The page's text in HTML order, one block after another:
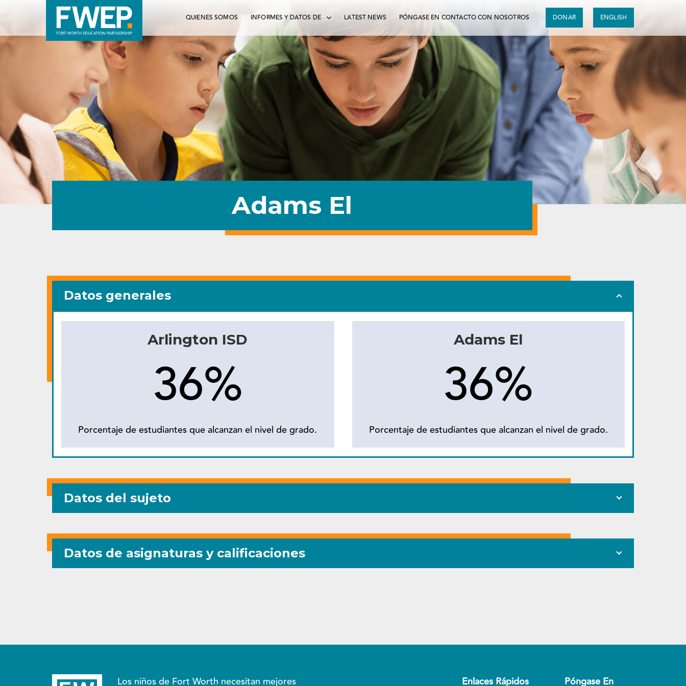
QUIENES SOMOS INFORMES Y DATOS DE LATEST NEWS PÓNGASE EN CONTACTO CON NOSOTROS DONAR ENGLISH
Adams El
Datos generales
Arlington ISD
36%
Porcentaje de estudiantes que alcanzan el nivel de grado.
Adams El
36%
Porcentaje de estudiantes que alcanzan el nivel de grado.
Datos del sujeto
Datos de asignaturas y calificaciones
Los niños de Fort Worth necesitan mejores Enlaces Rápidos Póngase En